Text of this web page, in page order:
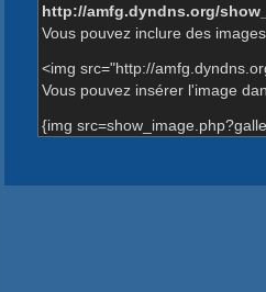
http://amfg.dyndns.org/
Vous pouvez inclure des
<img src="http://
Vous pouvez insérer l'image
{img